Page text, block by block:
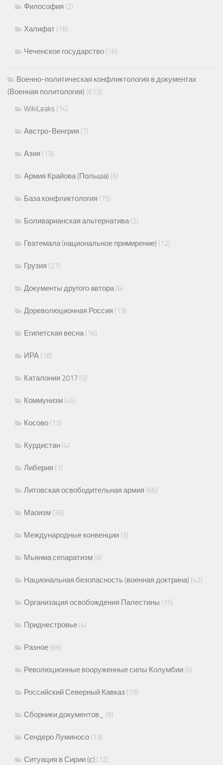
Философия (2)
Халифат (16)
Чеченское государство (16)
Военно-политическая конфликтология в документах
(Военная политология) (613)
WikiLeaks (14)
Австро-Венгрия (7)
Азия (13)
Армия Крайова (Польша) (6)
База конфликтология (75)
Боливарианская альтернатива(2)
Гватемала (национальное примирение) (12)
Грузия (27)
Документы другого автора(6)
Дореволюционная Россия (13)
Египетская весна(16)
ИРА (18)
Каталония 2017 (5)
Коммунизм (45)
Косово (13)
Курдистан (4)
Либерия (1)
Литовская освободительная армия (66)
Маоизм (36)
Международные конвенции (3)
Мьянма сепаратизм (6)
Национальная безопасность (военная доктрина) (42)
Организация освобождения Палестины (15)
Приднестровье (4)
Разное (66)
Революционные вооруженные силы Колумбии (6)
Российский Северный Кавказ (15)
Сборники документов_ (8)
Сендеро Луминосо (13)
Ситуация в Сирии (с) (12)